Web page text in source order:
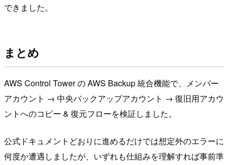
できました。
まとめ
AWS Control Tower の AWS Backup 統合機能で、メンバー
アカウント → 中央バックアップアカウント → 復旧用アカウ
ントへのコピー & 復元フローを検証しました。
公式ドキュメントどおりに進めるだけでは想定外のエラーに
何度か遭遇しましたが、いずれも仕組みを理解すれば事前準